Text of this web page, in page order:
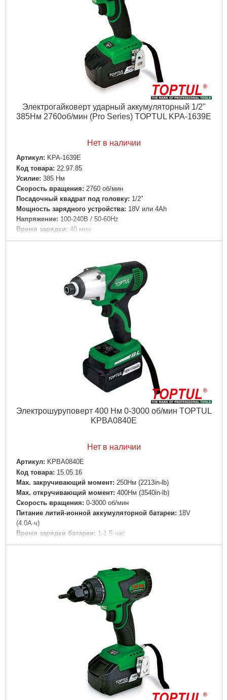
Электрогайковерт ударный аккумуляторный 1/2"
385Нм 2760об/мин (Pro Series) TOPTUL KPA-1639E
Нет в наличии
Артикул: KPA-1639E
Код товара: 22.97.85
Усилие: 385 Нм
Скорость вращения: 2760 об/мин
Посадочный квадрат под головку: 1/2”
Мощность зарядного устройства: 18V или 4Аh
Напряжение: 100-240B / 50-60Hz
Время зарядки: 40 мин
Тип патрона: Квадрат
Литий-ионный аккумулятор
Аккумулятор в комплекте: 2 шт.
Частота вращения: 2760об/мин
Подробнее...
Электрошуруповерт 400 Нм 0-3000 об/мин TOPTUL
KPBA0840E
Нет в наличии
Артикул: KPBA0840E
Код товара: 15.05.16
Мах. закручивающий момент: 250Нм (2213in-lb)
Мах. откручивающий момент: 400Нм (3540in-lb)
Скорость вращения: 0-3000 об/мин
Питание литий-ионной аккумуляторной батареи: 18V
(4.0А·ч)
Время зарядки батареи: 1-1.5 час
Температура эксплуатации: 0°C ... 40°C
1,62кг (3.56lbs)
Габаритные размеры: 400x320x100 mm
Подробнее...